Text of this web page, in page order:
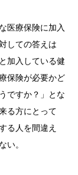
医療保険に加入
しての答えは
加入している健
保険が必要かど
ですか？」とな
る方にとって
る人を間違え
い。